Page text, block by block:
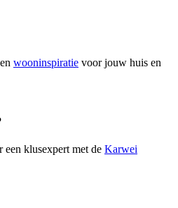
en wooninspiratie voor jouw huis en
klusexpert met de Karwei